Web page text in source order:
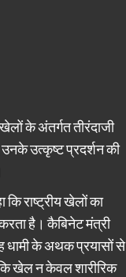
के अंतर्गत तीरंदाजी
उनके उत्कृष्ट प्रदर्शन की
राष्ट्रीय खेलों का
है। कैबिनेट मंत्री
धामी के अथक प्रयासों से
खेल न केवल शारीरिक